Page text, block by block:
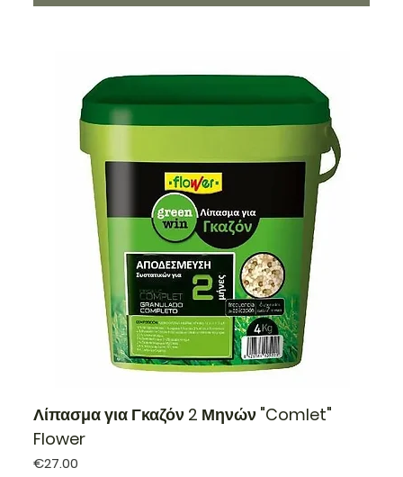
Λίπασμα για Γκαζόν 2 Μηνών "Comlet"
Flower
Price
€27.00